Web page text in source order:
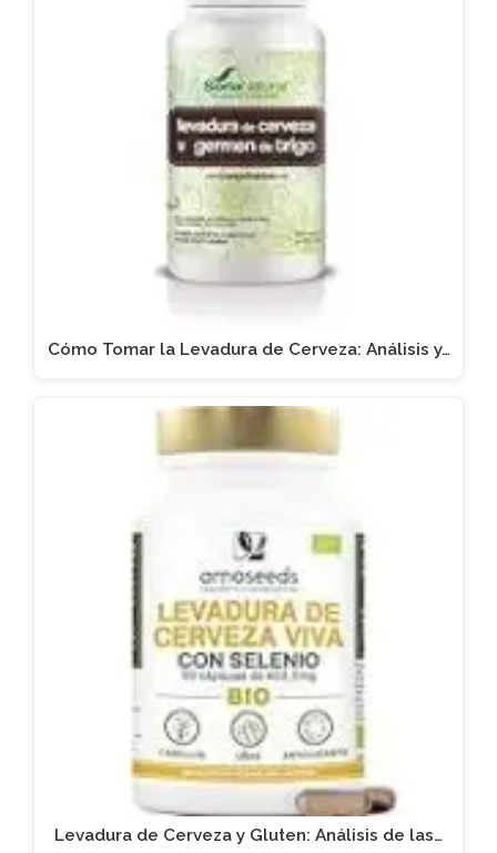
Cómo Tomar la Levadura de Cerveza: Análisis y…
Levadura de Cerveza y Gluten: Análisis de las…